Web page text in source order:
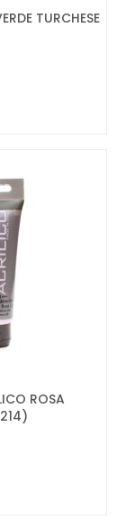
TURCHESE
ROSA